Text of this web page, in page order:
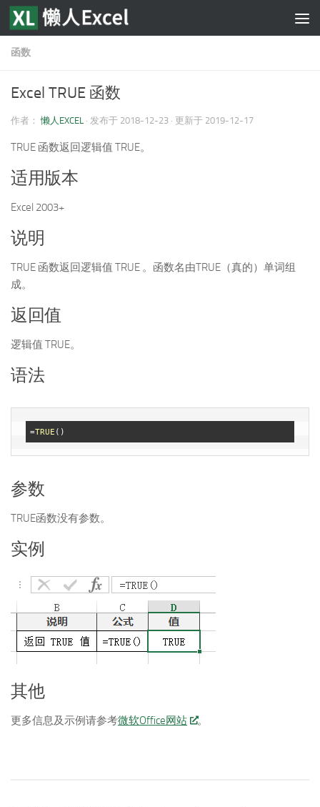
跳至内容
函数
Excel TRUE 函数
作者： 懒人EXCEL · 发布于 2018-12-23 · 更新于 2019-12-17
TRUE 函数返回逻辑值 TRUE。
适用版本
Excel 2003+
说明
TRUE 函数返回逻辑值 TRUE 。函数名由TRUE（真的）单词组
成。
返回值
逻辑值 TRUE。
语法
=TRUE
参数
TRUE函数没有参数。
实例
其他
更多信息及示例请参考微软Office网站 。